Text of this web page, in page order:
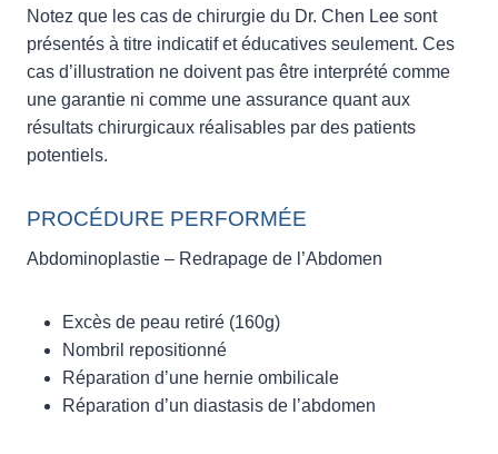
Notez que les cas de chirurgie du Dr. Chen Lee sont
présentés à titre indicatif et éducatives seulement. Ces
cas d’illustration ne doivent pas être interprété comme
une garantie ni comme une assurance quant aux
résultats chirurgicaux réalisables par des patients
potentiels.
PROCÉDURE PERFORMÉE
Abdominoplastie – Redrapage de l’Abdomen
Excès de peau retiré (160g)
Nombril repositionné
Réparation d’une hernie ombilicale
Réparation d’un diastasis de l’abdomen